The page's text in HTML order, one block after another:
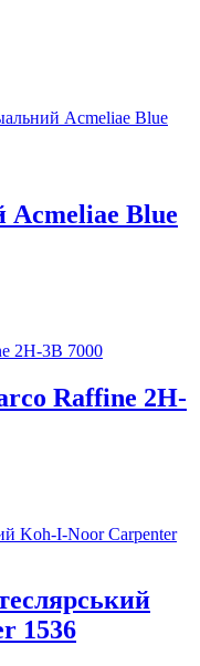
Acmeliae Blue
Raffine 2H-
1536